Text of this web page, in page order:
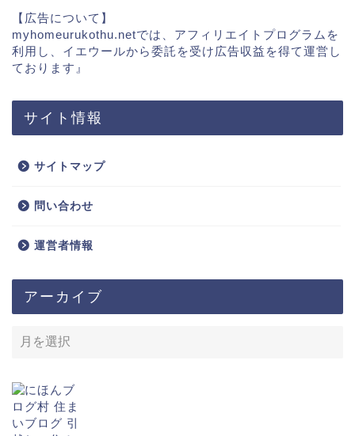
【広告について】
myhomeurukothu.netでは、アフィリエイトプログラムを
利用し、イエウールから委託を受け広告収益を得て運営し
ております』
サイト情報
サイトマップ
問い合わせ
運営者情報
アーカイブ